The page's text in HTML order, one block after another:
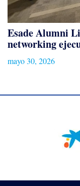
Esade Alumni
networking
mayo 30, 2026